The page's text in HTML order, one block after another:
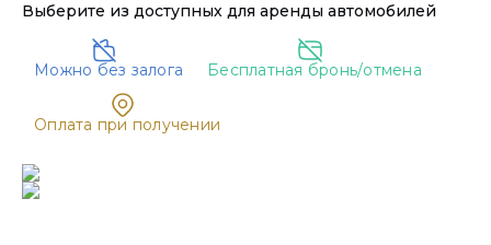
Выберите из доступных для аренды автомобилей
Можно без залога Бесплатная бронь/отмена
Oплата при получении